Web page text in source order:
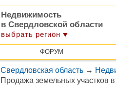
Недвижимость
в Свердловской области
выбрать регион
ФОРУМ
Свердловская область →
Продажа земельных участков